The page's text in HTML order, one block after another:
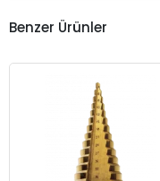
Benzer Ürünler